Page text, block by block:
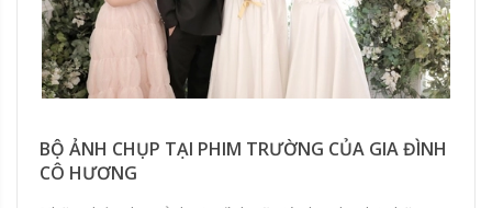
BỘ ẢNH CHỤP TẠI PHIM TRƯỜNG CỦA GIA ĐÌNH
CÔ HƯƠNG